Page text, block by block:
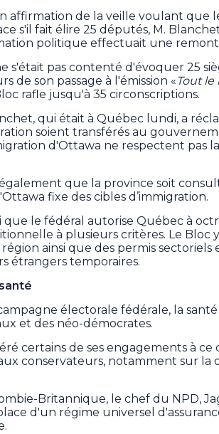
affirmation de la veille voulant que
s'il fait élire 25 députés, M.
politique effectuait une
s'était pas contenté d'évoquer 25
de son passage à l'émission «Tout
rafle jusqu'à 35 circonscriptions.
qui était à Québec lundi, a
soient transférés au
d'Ottawa ne respectent pas
que la province soit
fixe des cibles d’immigration.
que le fédéral autorise Québec à
à plusieurs critères. Le Bloc
ainsi que des permis
étrangers temporaires.
électorale fédérale, la
et des néo-démocrates.
certains de ses engagements à ce
conservateurs, notamment sur la
Britannique, le chef du NPD,
d'un régime universel